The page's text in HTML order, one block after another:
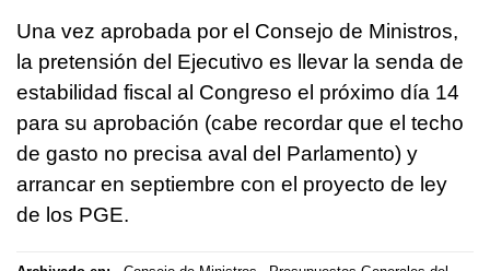
Una vez aprobada por el Consejo de Ministros,
la pretensión del Ejecutivo es llevar la senda de
estabilidad fiscal al Congreso el próximo día 14
para su aprobación (cabe recordar que el techo
de gasto no precisa aval del Parlamento) y
arrancar en septiembre con el proyecto de ley
de los PGE.